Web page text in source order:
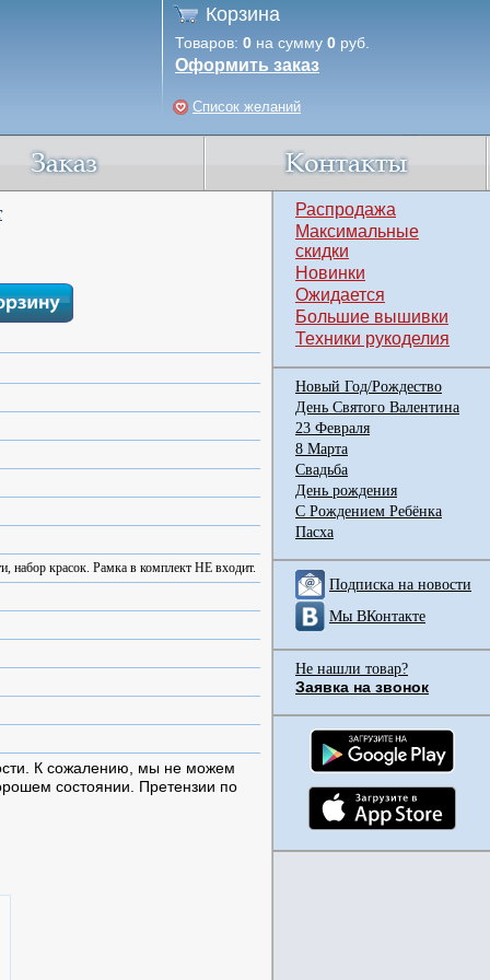
Корзина
Товаров: 0 на сумму 0 руб.
Оформить заказ
Список желаний
набор красок. Рамка в комплект НЕ входит.
К сожалению, мы не можем
состоянии. Претензии по
Распродажа
Максимальные
скидки
Новинки
Ожидается
Большие вышивки
Техники рукоделия
Новый Год/Рождество
День Святого Валентина
23 Февраля
8 Марта
Свадьба
День рождения
С Рождением Ребёнка
Пасха
Подписка на новости
Мы ВКонтакте
Не нашли товар?
Заявка на звонок